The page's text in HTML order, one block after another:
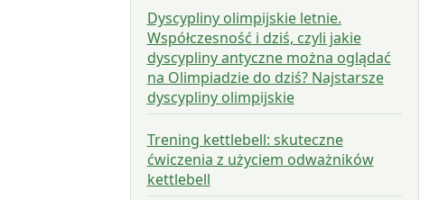
Dyscypliny olimpijskie letnie.
Współczesność i dziś, czyli jakie
dyscypliny antyczne można oglądać
na Olimpiadzie do dziś? Najstarsze
dyscypliny olimpijskie
Trening kettlebell: skuteczne
ćwiczenia z użyciem odważników
kettlebell